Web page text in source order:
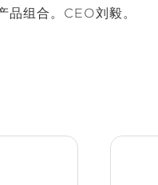
组合。CEO刘毅。